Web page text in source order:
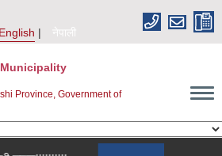
English
नेपाली
Province, Government of